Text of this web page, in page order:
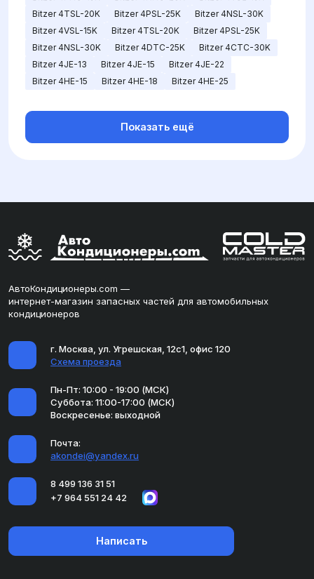
Bitzer 4TSL-20K
Bitzer 4PSL-25K
Bitzer 4NSL-30K
Bitzer 4VSL-15K
Bitzer 4TSL-20K
Bitzer 4PSL-25K
Bitzer 4NSL-30K
Bitzer 4DTC-25K
Bitzer 4CTC-30K
Bitzer 4JE-13
Bitzer 4JE-15
Bitzer 4JE-22
Bitzer 4HE-15
Bitzer 4HE-18 Bitzer 4HE-25
Показать ещё
АвтоКондиционеры.com —
интернет-магазин запасных частей для автомобильных
кондиционеров
г. Москва, ул. Угрешская, 12с1, офис 120
Схема проезда
Пн-Пт: 10:00 - 19:00 (МСК)
Суббота: 11:00-17:00 (МСК)
Воскресенье: выходной
Почта:
akondei@yandex.ru
8 499 136 31 51
+7 964 551 24 42
Написать